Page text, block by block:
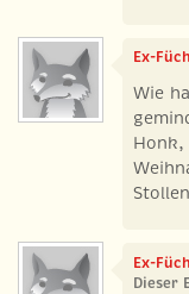
Ex-
Wie
Honk,
Ex-
Dieser